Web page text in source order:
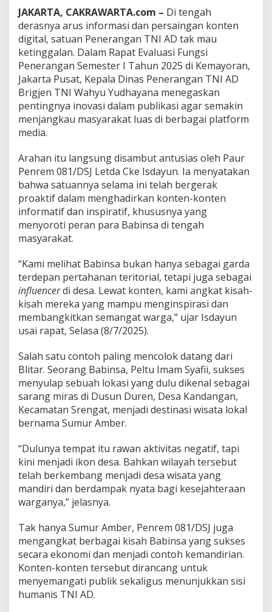
s
K
r
e
a
i
v
i
P
e
n
r
m
0
/
D
S
J
C
u
e
r
h
a
t
JAKARTA, CAKRAWARTA.com – Di tengah
derasnya arus informasi dan persaingan konten
digital, satuan Penerangan TNI AD tak mau
ketinggalan. Dalam Rapat Evaluasi Fungsi
Penerangan Semester I Tahun 2025 di Kemayoran,
Jakarta Pusat, Kepala Dinas Penerangan TNI AD
Brigjen TNI Wahyu Yudhayana menegaskan
pentingnya inovasi dalam publikasi agar semakin
menjangkau masyarakat luas di berbagai platform
media.
Arahan itu langsung disambut antusias oleh Paur
Penrem 081/DSJ Letda Cke Isdayun. Ia menyatakan
bahwa satuannya selama ini telah bergerak
proaktif dalam menghadirkan konten-konten
informatif dan inspiratif, khususnya yang
menyoroti peran para Babinsa di tengah
masyarakat.
“Kami melihat Babinsa bukan hanya sebagai garda
terdepan pertahanan teritorial, tetapi juga sebagai
influencerdi desa. Lewat konten, kami angkat kisah-
kisah mereka yang mampu menginspirasi dan
membangkitkan semangat warga,” ujar Isdayun
usai rapat, Selasa (8/7/2025).
Salah satu contoh paling mencolok datang dari
Blitar. Seorang Babinsa, Peltu Imam Syafii, sukses
menyulap sebuah lokasi yang dulu dikenal sebagai
sarang miras di Dusun Duren, Desa Kandangan,
Kecamatan Srengat, menjadi destinasi wisata lokal
bernama Sumur Amber.
“Dulunya tempat itu rawan aktivitas negatif, tapi
kini menjadi ikon desa. Bahkan wilayah tersebut
telah berkembang menjadi desa wisata yang
mandiri dan berdampak nyata bagi kesejahteraan
warganya,” jelasnya.
Tak hanya Sumur Amber, Penrem 081/DSJ juga
mengangkat berbagai kisah Babinsa yang sukses
secara ekonomi dan menjadi contoh kemandirian.
Konten-konten tersebut dirancang untuk
menyemangati publik sekaligus menunjukkan sisi
humanis TNI AD.